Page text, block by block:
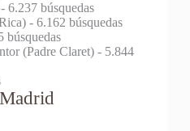
6.237 búsquedas
- 6.162 búsquedas
búsquedas
(Padre Claret)- 5.844